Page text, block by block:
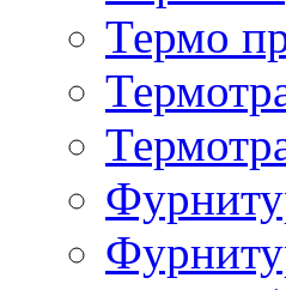
Термо